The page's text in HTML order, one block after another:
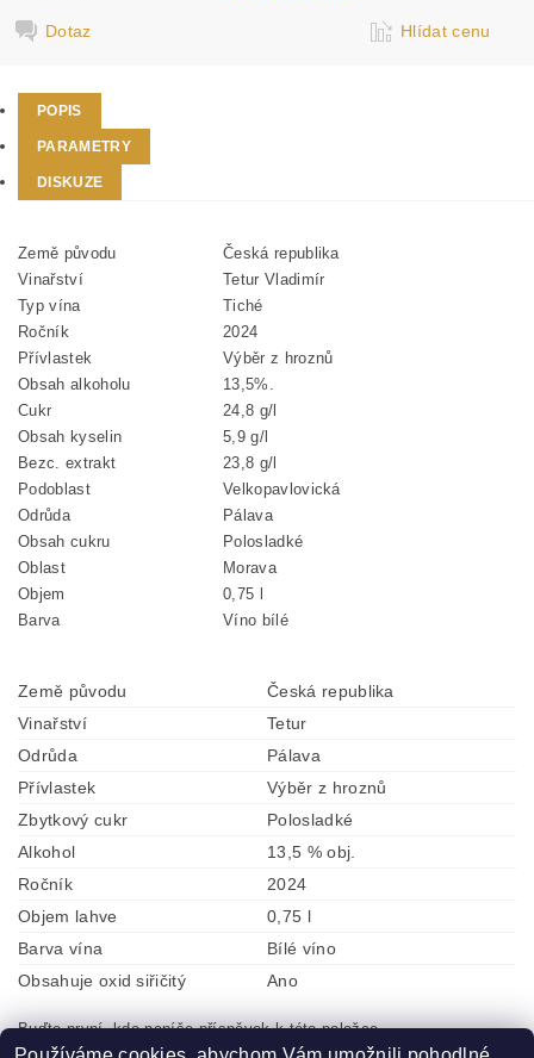
Dotaz Hlídat cenu
POPIS
PARAMETRY
DISKUZE
Země původu
Česká republika
Vinařství
Tetur Vladimír
Typ vína
Tiché
Ročník
2024
Přívlastek
Výběr z hroznů
Obsah alkoholu
13,5%.
Cukr
24,8 g/l
Obsah kyselin
5,9 g/l
Bezc. extrakt
23,8 g/l
Podoblast
Velkopavlovická
Odrůda
Pálava
Obsah cukru
Polosladké
Oblast
Morava
Objem
0,75 l
Barva
Víno bílé
Země původu
Česká republika
Vinařství
Tetur
Odrůda
Pálava
Přívlastek
Výběr z hroznů
Zbytkový cukr
Polosladké
Alkohol
13,5 % obj.
Ročník
2024
Objem lahve
0,75 l
Barva vína
Bílé víno
Obsahuje oxid siřičitý
Ano
Buďte první, kdo napíše příspěvek k této položce.